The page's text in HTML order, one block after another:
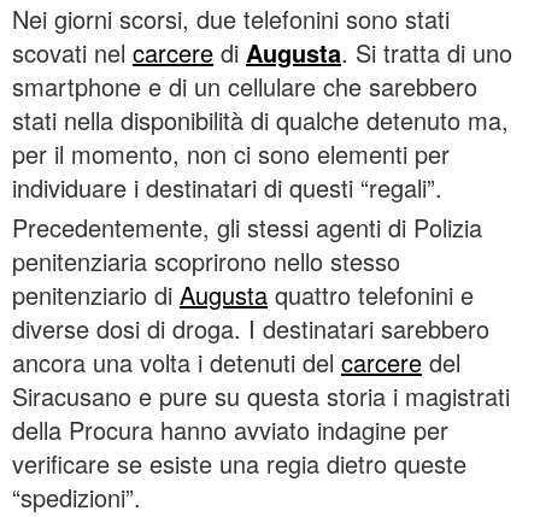
Nei giorni scorsi, due telefonini sono stati
scovati nel carcere di Augusta. Si tratta di uno
smartphone e di un cellulare che sarebbero
stati nella disponibilità di qualche detenuto ma,
per il momento, non ci sono elementi per
individuare i destinatari di questi “regali”.
Precedentemente, gli stessi agenti di Polizia
penitenziaria scoprirono nello stesso
penitenziario di Augusta quattro telefonini e
diverse dosi di droga. I destinatari sarebbero
ancora una volta i detenuti del carcere del
Siracusano e pure su questa storia i magistrati
della Procura hanno avviato indagine per
verificare se esiste una regia dietro queste
“spedizioni”.